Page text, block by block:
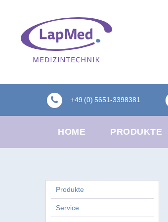
+49 (0) 5651-3398381
HOME PRODUKTE
Produkte
Service